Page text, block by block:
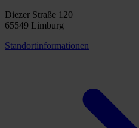
Diezer Straße 120
65549 Limburg
Standortinformationen